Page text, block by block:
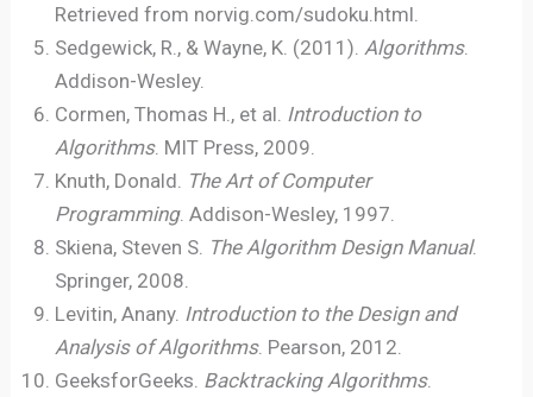
Retrieved from norvig.com/sudoku.html.
Sedgewick, R., & Wayne, K. (2011). Algorithms.
Addison-Wesley.
Cormen, Thomas H., et al. Introduction to
Algorithms. MIT Press, 2009.
Knuth, Donald. The Art of Computer
Programming. Addison-Wesley, 1997.
Skiena, Steven S. The Algorithm Design Manual.
Springer, 2008.
Levitin, Anany. Introduction to the Design and
Analysis of Algorithms. Pearson, 2012.
GeeksforGeeks. Backtracking Algorithms.